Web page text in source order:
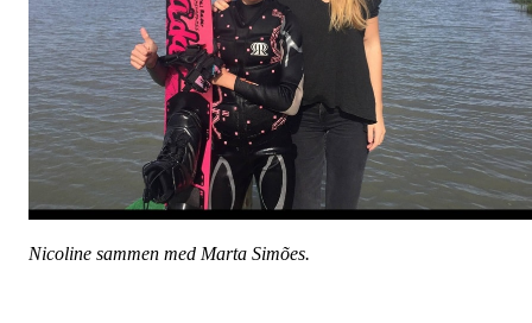
Nicoline sammen med Marta Simões.